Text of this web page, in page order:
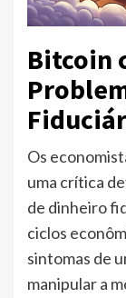
Bitcoin
Os
uma crítica
de dinheiro
ciclos
sintomas de
manipular a